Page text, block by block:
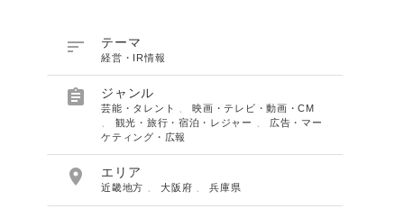
 テーマ
経営・IR情報
 ジャンル
芸能・タレント 、映画・テレビ・動画・CM
観光・旅行・宿泊・レジャー
広告・マー
ケティング・広報
 エリア
近畿地方 、大阪府 、兵庫県